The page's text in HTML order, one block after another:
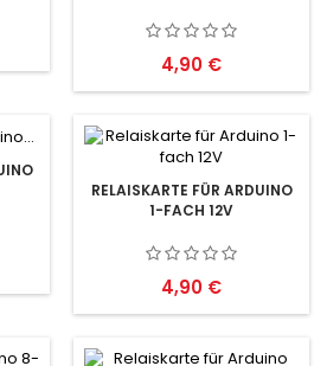
Preis
4,90 €
RELAISKARTE FÜR ARDUINO
1-FACH 12V
Preis
4,90 €